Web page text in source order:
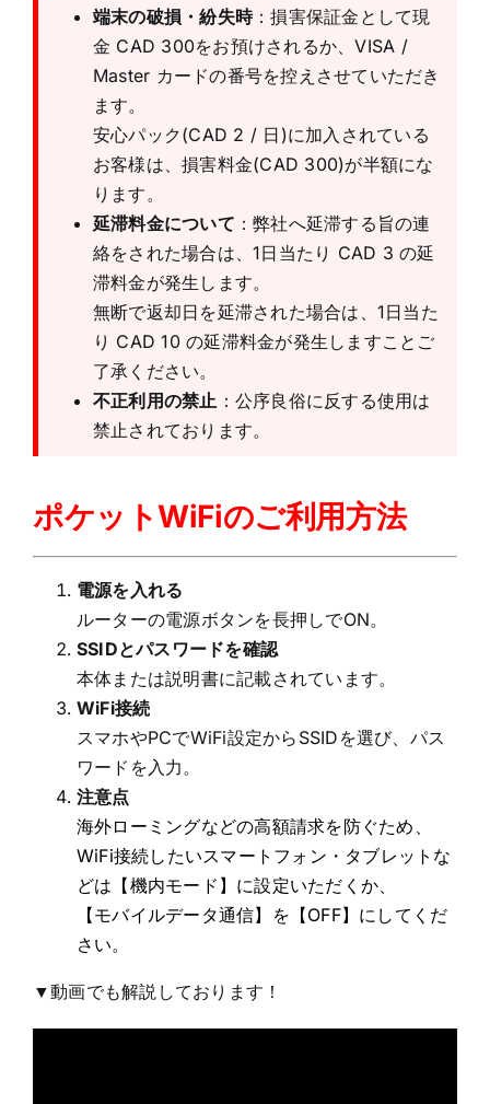
端末の破損・紛失時：損害保証金として現
金 CAD 300をお預けされるか、VISA /
Master カードの番号を控えさせていただき
ます。
安心パック(CAD 2 / 日)に加入されている
お客様は、損害料金(CAD 300)が半額にな
ります。
延滞料金について ：弊社へ延滞する旨の連
絡をされた場合は、1日当たり CAD 3 の延
滞料金が発生します。
無断で返却日を延滞された場合は、1日当た
り CAD 10 の延滞料金が発生しますことご
了承ください。
不正利用の禁止 ：公序良俗に反する使用は
禁止されております。
ポケットWiFiのご利用方法
電源を入れる
ルーターの電源ボタンを長押しでON。
SSIDとパスワードを確認
本体または説明書に記載されています。
WiFi接続
スマホやPCでWiFi設定からSSIDを選び、パス
ワードを入力。
注意点
海外ローミングなどの高額請求を防ぐため、
WiFi接続したいスマートフォン・タブレットな
どは【機内モード】に設定いただくか、
【モバイルデータ通信】を【OFF】にしてくだ
さい。
▼動画でも解説しております！